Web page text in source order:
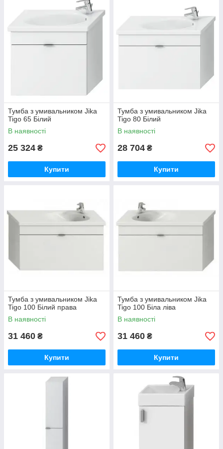
Тумба з умивальником Jika
Tigo 65 Білий
В наявності
25 324 ₴
Купити
Тумба з умивальником Jika
Tigo 80 Білий
В наявності
28 704 ₴
Купити
Тумба з умивальником Jika
Tigo 100 Білий права
В наявності
31 460 ₴
Купити
Тумба з умивальником Jika
Tigo 100 Біла ліва
В наявності
31 460 ₴
Купити